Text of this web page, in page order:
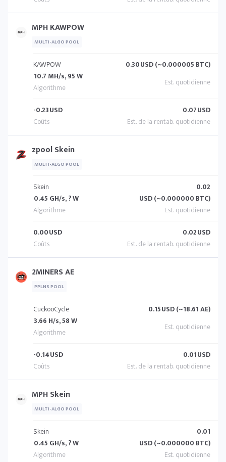
MPH KAWPOW
MULTI-ALGO POOL
KAWPOW
10.7 MH/s, 95 W
0.30USD (~0.000005 BTC)
-0.23USD 0.07USD
zpool Skein
MULTI-ALGO POOL
Skein
0.45 GH/s, ? W
0.02
USD (~0.000000 BTC)
0.00USD 0.02USD
2MINERS AE
PPLNS POOL
CuckooCycle
3.66 H/s, 58 W
0.15USD (~18.61 AE)
-0.14USD 0.01USD
MPH Skein
MULTI-ALGO POOL
Skein
0.45 GH/s, ? W
0.01
USD (~0.000000 BTC)